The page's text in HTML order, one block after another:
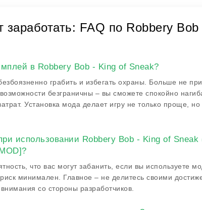
заработать: FAQ по Robbery
в Robbery Bob - King of Sneak?
грабить и избегать охраны. Больше не
безграничны – вы сможете спокойно
Установка мода делает игру не только проще, но
использовании Robbery Bob - King of
что вас могут забанить, если вы используете
минимален. Главное – не делитесь своими
со стороны разработчиков.